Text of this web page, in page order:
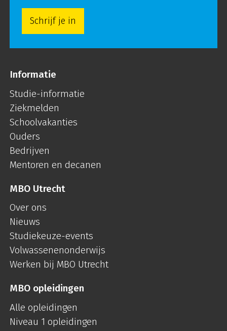
Schrijf je in
Informatie
Studie-informatie
Ziekmelden
Schoolvakanties
Ouders
Bedrijven
Mentoren en decanen
MBO Utrecht
Over ons
Nieuws
Studiekeuze-events
Volwassenenonderwijs
Werken bij MBO Utrecht
MBO opleidingen
Alle opleidingen
Niveau 1 opleidingen